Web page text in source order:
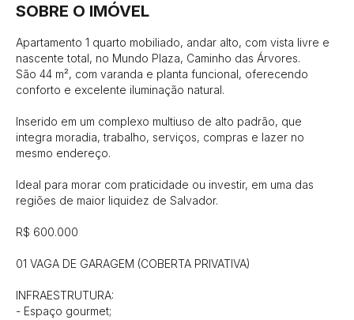
SOBRE O IMÓVEL
Apartamento 1 quarto mobiliado, andar alto, com vista livre e
nascente total, no Mundo Plaza, Caminho das Árvores.
São 44 m², com varanda e planta funcional, oferecendo
conforto e excelente iluminação natural.
Inserido em um complexo multiuso de alto padrão, que
integra moradia, trabalho, serviços, compras e lazer no
mesmo endereço.
Ideal para morar com praticidade ou investir, em uma das
regiões de maior liquidez de Salvador.
R$ 600.000
01 VAGA DE GARAGEM (COBERTA PRIVATIVA)
INFRAESTRUTURA:
- Espaço gourmet;